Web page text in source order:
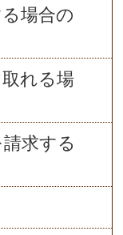
場合の
れる場
求する